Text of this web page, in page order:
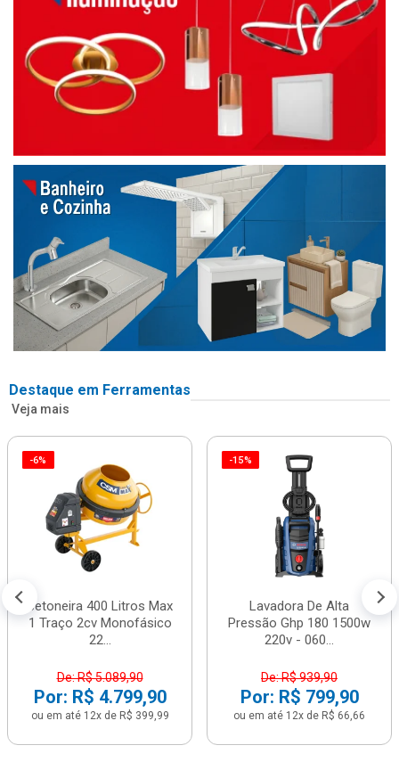
Destaque em Ferramentas
Veja mais
-6%
Betoneira 400 Litros Max
1 Traço 2cv Monofásico
22...
De: R$ 5.089,90
Por: R$ 4.799,90
ou em até 12x de R$ 399,99
-15%
Lavadora De Alta
Pressão Ghp 180 1500w
220v - 060...
De: R$ 939,90
Por: R$ 799,90
ou em até 12x de R$ 66,66